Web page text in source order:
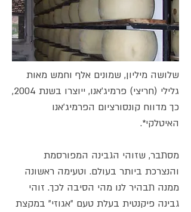
שלושה מיליון, שמונים אלף וחמש מאות
גלילי (חריצי) פרמיג'אנו, ייוצרו בשנת 2004,
כך מדווח קונסורציום הפרמיג'אנו
האיטלקי*.
מסתבר, שזוהי הגבינה המפורסמת
והנצרכת ביותר בעולם. וטעימה ראשונה
ממנה תבהיר לנו מהי הסיבה לכך. זוהי
גבינה פיקנטית בעלת טעם "אגוזי" במקצת